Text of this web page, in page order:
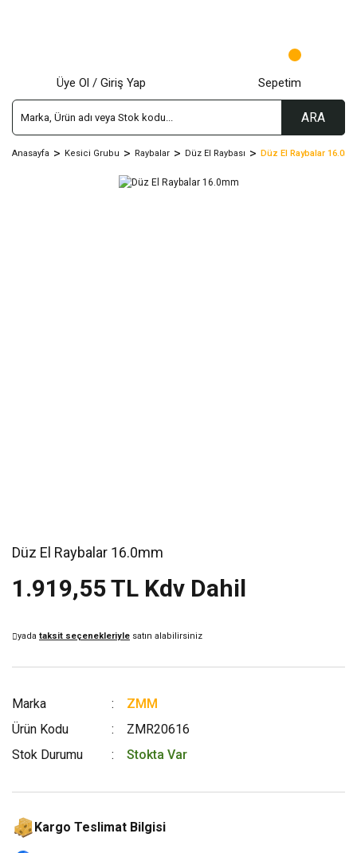
ARA
Üye Ol / Giriş Yap Sepetim
Anasayfa Kesici Grubu Raybalar Düz El Raybası Düz El Raybalar
Düz El Raybalar 16.0mm
1.919,55 TL Kdv Dahil
yada taksit seçenekleriyle satın alabilirsiniz
Marka
ZMM
Ürün Kodu
ZMR20616
Stok Durumu
Stokta Var
Kargo Teslimat Bilgisi